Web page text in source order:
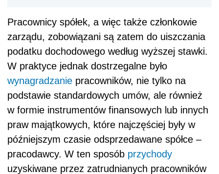
Pracownicy spółek, a więc także członkowie
zarządu, zobowiązani są zatem do uiszczania
podatku dochodowego według wyższej stawki.
W praktyce jednak dostrzegalne było
wynagradzanie pracowników, nie tylko na
podstawie standardowych umów, ale również
w formie instrumentów finansowych lub innych
praw majątkowych, które najczęściej były w
późniejszym czasie odsprzedawane spółce –
pracodawcy. W ten sposób przychody
uzyskiwane przez zatrudnianych pracowników